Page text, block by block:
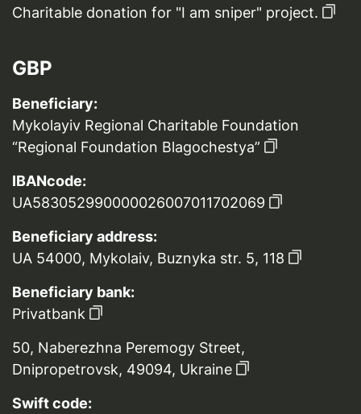
Charitable donation for "I am sniper" project.
GBP
Beneficiary:
Mykolayiv Regional Charitable Foundation
“Regional Foundation Blagochestya”
IBANcode:
UA583052990000026007011702069
Beneficiary address:
UA 54000, Mykolaiv, Buznyka str. 5, 118
Beneficiary bank:
Privatbank
50, Naberezhna Peremogy Street,
Dnipropetrovsk, 49094, Ukraine
Swift code: